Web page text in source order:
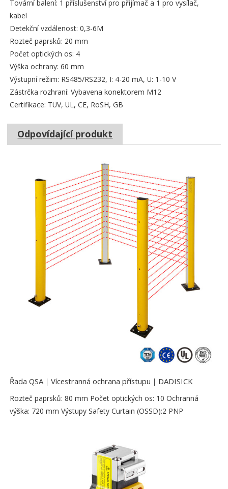
Tovární balení: 1 příslušenství pro přijímač a 1 pro vysílač,
kabel
Detekční vzdálenost: 0,3-6M
Rozteč paprsků: 20 mm
Počet optických os: 4
Výška ochrany: 60 mm
Výstupní režim: RS485/RS232, I: 4-20 mA, U: 1-10 V
Zástrčka rozhraní: Vybavena konektorem M12
Certifikace: TUV, UL, CE, RoSH, GB
Odpovídající produkt
Řada QSA｜Vícestranná ochrana přístupu｜DADISICK
Rozteč paprsků: 80 mm Počet optických os: 10 Ochranná
výška: 720 mm Výstupy Safety Curtain (OSSD):2 PNP